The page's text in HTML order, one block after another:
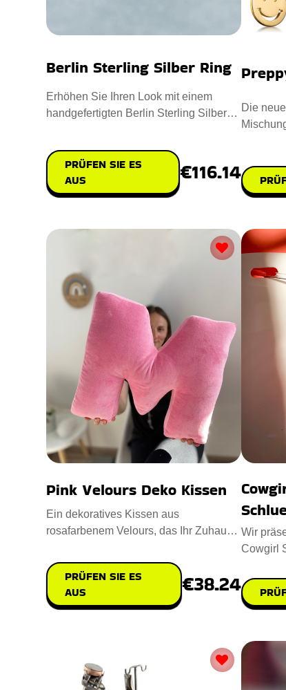
Berlin Sterling Silber Ring
Erhöhen Sie Ihren Look mit einem
handgefertigten Berlin Sterling Silber
PRÜFEN SIE ES
AUS
€116.14
Die
Pink Velours Deko Kissen
Ein dekoratives Kissen aus
rosafarbenem Velours, das Ihr Zuhause
PRÜFEN SIE ES
AUS
€38.24
Wir
Cowgirl